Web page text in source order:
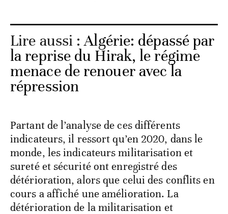
Lire aussi :Algérie: dépassé par
la reprise du Hirak, le régime
menace de renouer avec la
répression
Partant de l’analyse de ces différents
indicateurs, il ressort qu’en 2020, dans le
monde, les indicateurs militarisation et
sureté et sécurité ont enregistré des
détérioration, alors que celui des conflits en
cours a affiché une amélioration. La
détérioration de la militarisation et